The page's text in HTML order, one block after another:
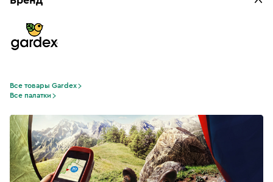
Все товары Gardex
Все палатки